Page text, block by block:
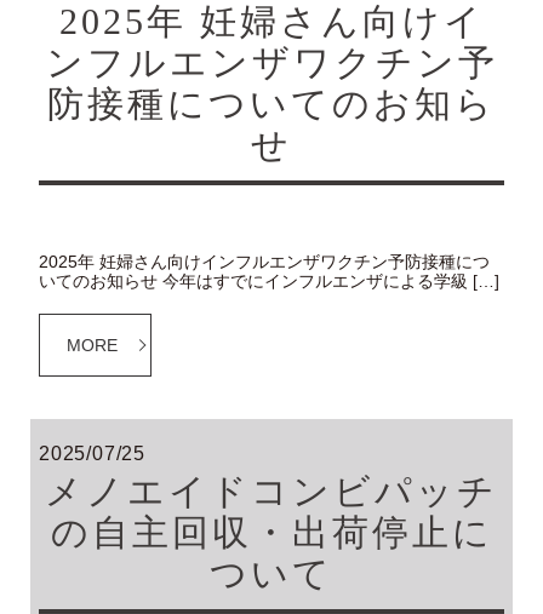
2025年 妊婦さん向けイ
ンフルエンザワクチン予
防接種についてのお知ら
せ
2025年 妊婦さん向けインフルエンザワクチン予防接種につ
いてのお知らせ 今年はすでにインフルエンザによる学級 […]
MORE
2025/07/25
メノエイドコンビパッチ
の自主回収・出荷停止に
ついて